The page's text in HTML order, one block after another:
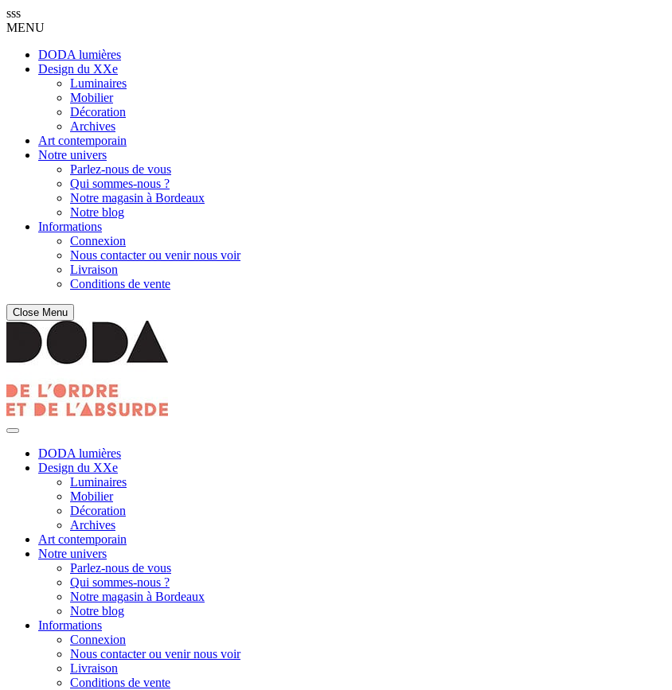
sss
MENU
DODA lumières
Design du XXe
Luminaires
Mobilier
Décoration
Archives
Art contemporain
Notre univers
Parlez-nous de vous
Qui sommes-nous ?
Notre magasin à Bordeaux
Notre blog
Informations
Connexion
Nous contacter ou venir nous voir
Livraison
Conditions de vente
Close Menu
DODA lumières
Design du XXe
Luminaires
Mobilier
Décoration
Archives
Art contemporain
Notre univers
Parlez-nous de vous
Qui sommes-nous ?
Notre magasin à Bordeaux
Notre blog
Informations
Connexion
Nous contacter ou venir nous voir
Livraison
Conditions de vente